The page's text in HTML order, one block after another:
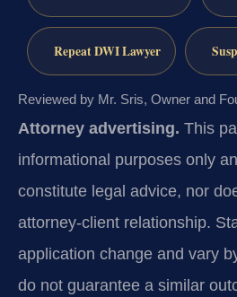
Repeat DWI Lawyer
Reviewed by Mr. Sris, Owner and
Attorney advertising. This
informational purposes only
constitute legal advice, nor
attorney-client relationship.
application change and vary
do not guarantee a similar